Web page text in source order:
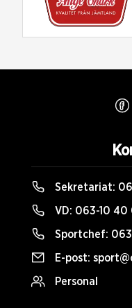
Sekretariat:
VD: 063-10 40
Sportchef:
E-post:
Personal